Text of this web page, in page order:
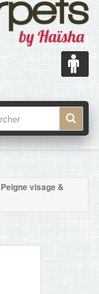
Peigne visage &